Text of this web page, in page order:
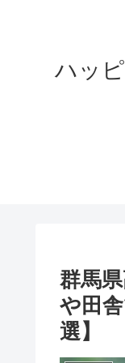
ハッ
群馬
や田
選】